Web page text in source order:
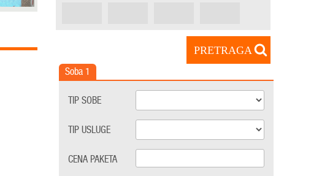
PRETRAGA
Soba 1
TIP SOBE
TIP USLUGE
CENA PAKETA